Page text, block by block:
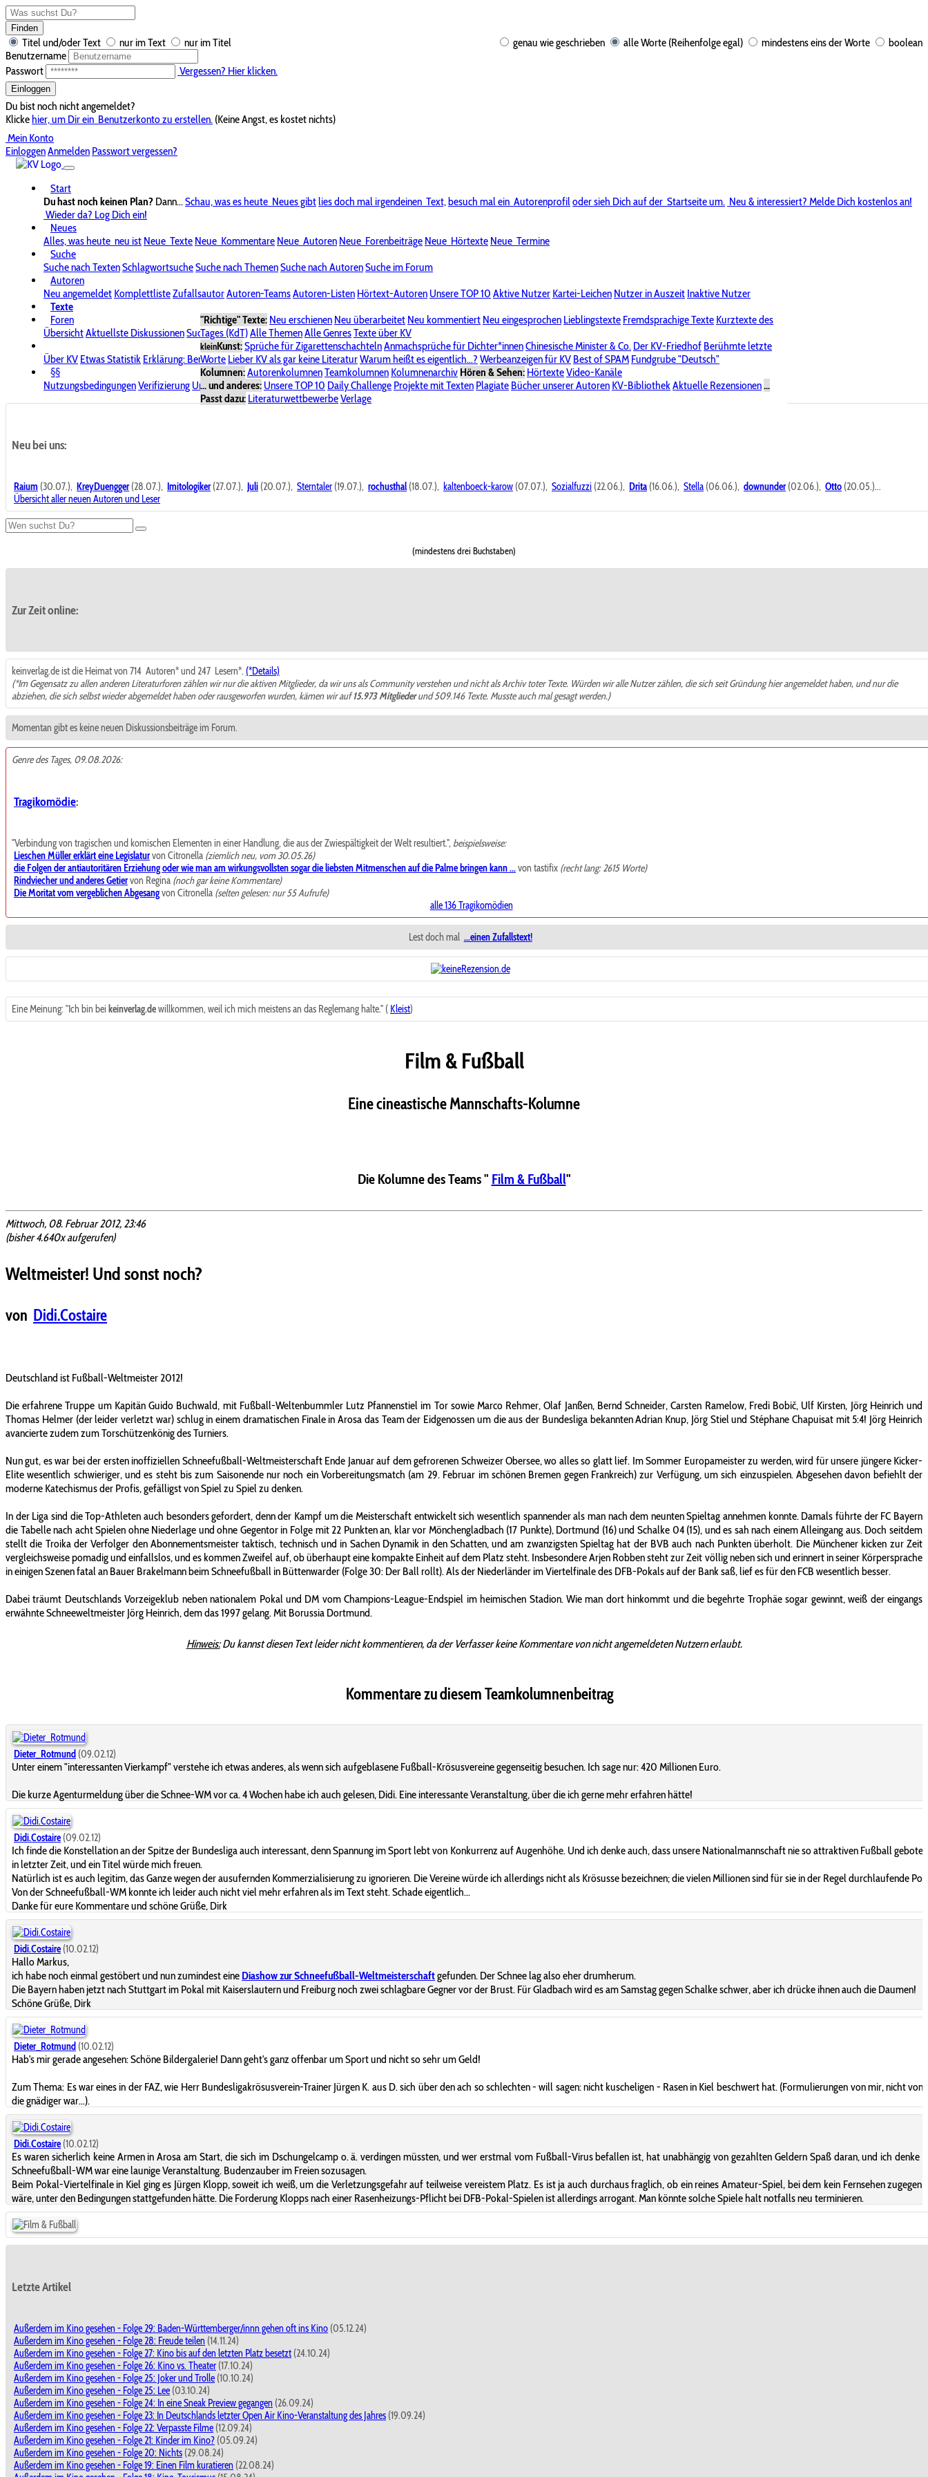
Finden
genau wie geschrieben alle Worte (Reihenfolge egal) mindestens eins der Worte boolean
Titel und/oder Text nur im Text
nur im Titel
Benutzername
Passwort
Vergessen? Hier klicken.
Einloggen
Du bist noch nicht angemeldet?
Klickehier, um Dir ein Benutzerkonto zu erstellen. (Keine Angst, es kostet nichts)
Mein Konto
EinloggenAnmelden Passwort vergessen?
Start
Du hast noch keinen Plan? Dann...Schau, was es heute Neues gibtlies doch mal irgendeinen Text,besuch mal ein Autorenprofiloder sieh Dich auf der Startseite um. Neu & interessiert? Melde Dich kostenlos an!
Wieder da? Log Dich ein!
Neues
Alles, was heute neu ist Neue Texte Neue Kommentare Neue Autoren Neue Forenbeiträge Neue Hörtexte Neue Termine
Suche
Suche nach TextenSchlagwortsucheSuche nach ThemenSuche nach AutorenSuche im Forum
Autoren
Neu angemeldet KomplettlisteZufallsautorAutoren-TeamsAutoren-Listen Hörtext-Autoren Unsere TOP 10 Aktive Nutzer Kartei-Leichen Nutzer in Auszeit Inaktive Nutzer
Texte
"Richtige" Texte: Neu erschienen Neu überarbeitet Neu kommentiert Neu eingesprochen Lieblingstexte Fremdsprachige Texte Kurztexte des
Tages (KdT)Alle ThemenAlle GenresTexte über KV
kleinKunst:Sprüche für ZigarettenschachtelnAnmachsprüche für Dichter*innenChinesische Minister & Co. Der KV-Friedhof Berühmte letzte
Worte Lieber KV als gar keine LiteraturWarum heißt es eigentlich...? Werbeanzeigen für KV Best of SPAM Fundgrube "Deutsch"
Kolumnen:AutorenkolumnenTeamkolumnen Kolumnenarchiv Hören & Sehen: HörtexteVideo-Kanäle
... und anderes: Unsere TOP 10 Daily Challenge Projekte mit Texten Plagiate Bücher unserer Autoren KV-BibliothekAktuelle Rezensionen...
Passt dazu: LiteraturwettbewerbeVerlage
Foren
ÜbersichtAktuellste DiskussionenSuche im ForumBereich "KV-Board"Bereich "Literatur & Schreiberei"
Über KV Etwas Statistik Erklärung: BenutzersymboleSpende für KV Unsere SpenderlisteAlle Wege führen zu KVPasswort vergessen?
§§
NutzungsbedingungenVerifizierung UrheberrechtAvatare & BilderStalkingDatenschutzerklärungImpressum
Neu bei uns:
Raium (30.07.), KreyDuengger(28.07.), Imitologiker(27.07.), Juli (20.07.), Sterntaler (19.07.), rochusthal (18.07.), kaltenboeck-karow (07.07.), Sozialfuzzi (22.06.), Drita (16.06.), Stella (06.06.), downunder(02.06.), Otto (20.05.)...
Übersicht aller neuen Autoren und Leser
(mindestens drei Buchstaben)
Zur Zeit online:
keinverlag.de ist die Heimat von 714 Autoren* und 247 Lesern*. (*Details)
(*Im Gegensatz zu allen anderen Literaturforen zählen wir nur die aktiven Mitglieder, da wir uns als Community verstehen und nicht als Archiv toter Texte. Würden wir alle Nutzer zählen, die sich seit Gründung hier angemeldet haben, und nur die
abziehen, die sich selbst wieder abgemeldet haben oder rausgeworfen wurden, kämen wir auf15.973 Mitgliederund 509.146 Texte. Musste auch mal gesagt werden.)
Momentan gibt es keine neuen Diskussionsbeiträge im Forum.
Genre des Tages, 09.08.2026:
Tragikomödie:
"Verbindung von tragischen und komischen Elementen in einer Handlung, die aus der Zwiespältigkeit der Welt resultiert.",beispielsweise:
Lieschen Müller erklärt eine Legislaturvon Citronella (ziemlich neu, vom 30.05.26)
die Folgen der antiautoritären Erziehung oder wie man am wirkungsvollsten sogar die liebsten Mitmenschen auf die Palme bringen kann ...von tastifix (recht lang: 2615 Worte)
Rindviecher und anderes Getiervon Regina (noch gar keine Kommentare)
Die Moritat vom vergeblichen Abgesangvon Citronella (selten gelesen: nur 55 Aufrufe)
alle 136 Tragikomödien
Lest doch mal ...einen Zufallstext!
Eine Meinung: "Ich bin bei keinverlag.dewillkommen, weil ich mich meistens an das Reglemang halte." ( Kleist)
Film & Fußball
Eine cineastische Mannschafts-Kolumne
Die Kolumne des Teams " Film & Fußball"
Mittwoch, 08. Februar 2012, 23:46
(bisher 4.640x aufgerufen)
Weltmeister! Und sonst noch?
von Didi.Costaire
Deutschland ist Fußball-Weltmeister 2012!
Die erfahrene Truppe um Kapitän Guido Buchwald, mit Fußball-Weltenbummler Lutz Pfannenstiel im Tor sowie Marco Rehmer, Olaf Janßen, Bernd Schneider, Carsten Ramelow, Fredi Bobič, Ulf Kirsten, Jörg Heinrich und
Thomas Helmer (der leider verletzt war) schlug in einem dramatischen Finale in Arosa das Team der Eidgenossen um die aus der Bundesliga bekannten Adrian Knup, Jörg Stiel und Stéphane Chapuisat mit 5:4! Jörg Heinrich
avancierte zudem zum Torschützenkönig des Turniers.
Nun gut, es war bei der ersten inoffiziellen Schneefußball-Weltmeisterschaft Ende Januar auf dem gefrorenen Schweizer Obersee, wo alles so glatt lief. Im Sommer Europameister zu werden, wird für unsere jüngere Kicker-
Elite wesentlich schwieriger, und es steht bis zum Saisonende nur noch ein Vorbereitungsmatch (am 29. Februar im schönen Bremen gegen Frankreich) zur Verfügung, um sich einzuspielen. Abgesehen davon befiehlt der
moderne Katechismus der Profis, gefälligst von Spiel zu Spiel zu denken.
In der Liga sind die Top-Athleten auch besonders gefordert, denn der Kampf um die Meisterschaft entwickelt sich wesentlich spannender als man nach dem neunten Spieltag annehmen konnte. Damals führte der FC Bayern
die Tabelle nach acht Spielen ohne Niederlage und ohne Gegentor in Folge mit 22 Punkten an, klar vor Mönchengladbach (17 Punkte), Dortmund (16) und Schalke 04 (15), und es sah nach einem Alleingang aus. Doch seitdem
stellt die Troika der Verfolger den Abonnementsmeister taktisch, technisch und in Sachen Dynamik in den Schatten, und am zwanzigsten Spieltag hat der BVB auch nach Punkten überholt. Die Münchener kicken zur Zeit
vergleichsweise pomadig und einfallslos, und es kommen Zweifel auf, ob überhaupt eine kompakte Einheit auf dem Platz steht. Insbesondere Arjen Robben steht zur Zeit völlig neben sich und erinnert in seiner Körpersprache
in einigen Szenen fatal an Bauer Brakelmann beim Schneefußball in Büttenwarder (Folge 30: Der Ball rollt). Als der Niederländer im Viertelfinale des DFB-Pokals auf der Bank saß, lief es für den FCB wesentlich besser.
Dabei träumt Deutschlands Vorzeigeklub neben nationalem Pokal und DM vom Champions-League-Endspiel im heimischen Stadion. Wie man dort hinkommt und die begehrte Trophäe sogar gewinnt, weiß der eingangs
erwähnte Schneeweltmeister Jörg Heinrich, dem das 1997 gelang. Mit Borussia Dortmund.
Hinweis:Du kannst diesen Text leider nicht kommentieren, da der Verfasser keine Kommentare von nicht angemeldeten Nutzern erlaubt.
Kommentare zu diesem Teamkolumnenbeitrag
Dieter_Rotmund (09.02.12)
Unter einem "interessanten Vierkampf" verstehe ich etwas anderes, als wenn sich aufgeblasene Fußball-Krösusvereine gegenseitig besuchen. Ich sage nur: 420 Millionen Euro.
Die kurze Agenturmeldung über die Schnee-WM vor ca. 4 Wochen habe ich auch gelesen, Didi. Eine interessante Veranstaltung, über die ich gerne mehr erfahren hätte!
Didi.Costaire (09.02.12)
Ich finde die Konstellation an der Spitze der Bundesliga auch interessant, denn Spannung im Sport lebt von Konkurrenz auf Augenhöhe. Und ich denke auch, dass unsere Nationalmannschaft nie so attraktiven Fußball
in letzter Zeit, und ein Titel würde mich freuen.
Natürlich ist es auch legitim, das Ganze wegen der ausufernden Kommerzialisierung zu ignorieren. Die Vereine würde ich allerdings nicht als Krösusse bezeichnen; die vielen Millionen sind für sie in der Regel durchlaufende
Von der Schneefußball-WM konnte ich leider auch nicht viel mehr erfahren als im Text steht. Schade eigentlich...
Danke für eure Kommentare und schöne Grüße, Dirk
Didi.Costaire (10.02.12)
Hallo Markus,
ich habe noch einmal gestöbert und nun zumindest eine Diashow zur Schneefußball-Weltmeisterschaftgefunden. Der Schnee lag also eher drumherum.
Die Bayern haben jetzt nach Stuttgart im Pokal mit Kaiserslautern und Freiburg noch zwei schlagbare Gegner vor der Brust. Für Gladbach wird es am Samstag gegen Schalke schwer, aber ich drücke ihnen auch die Daumen!
Schöne Grüße, Dirk
Dieter_Rotmund (10.02.12)
Hab's mir gerade angesehen: Schöne Bildergalerie! Dann geht's ganz offenbar um Sport und nicht so sehr um Geld!
Zum Thema: Es war eines in der FAZ, wie Herr Bundesligakrösusverein-Trainer Jürgen K. aus D. sich über den ach so schlechten - will sagen: nicht kuscheligen - Rasen in Kiel beschwert hat. (Formulierungen von mir, nicht von
die gnädiger war...).
Didi.Costaire (10.02.12)
Es waren sicherlich keine Armen in Arosa am Start, die sich im Dschungelcamp o. ä. verdingen müssten, und wer erstmal vom Fußball-Virus befallen ist, hat unabhängig von gezahlten Geldern Spaß daran, und ich denke
Schneefußball-WM war eine launige Veranstaltung. Budenzauber im Freien sozusagen.
Beim Pokal-Viertelfinale in Kiel ging es Jürgen Klopp, soweit ich weiß, um die Verletzungsgefahr auf teilweise vereistem Platz. Es ist ja auch durchaus fraglich, ob ein reines Amateur-Spiel, bei dem kein Fernsehen zugegen
wäre, unter den Bedingungen stattgefunden hätte. Die Forderung Klopps nach einer Rasenheizungs-Pflicht bei DFB-Pokal-Spielen ist allerdings arrogant. Man könnte solche Spiele halt notfalls neu terminieren.
Letzte Artikel
Außerdem im Kino gesehen - Folge 29: Baden-Württemberger/innn gehen oft ins Kino (05.12.24)
Außerdem im Kino gesehen - Folge 28: Freude teilen (14.11.24)
Außerdem im Kino gesehen - Folge 27: Kino bis auf den letzten Platz besetzt (24.10.24)
Außerdem im Kino gesehen - Folge 26: Kino vs. Theater (17.10.24)
Außerdem im Kino gesehen - Folge 25: Joker und Trolle (10.10.24)
Außerdem im Kino gesehen - Folge 25: Lee (03.10.24)
Außerdem im Kino gesehen - Folge 24: In eine Sneak Preview gegangen (26.09.24)
Außerdem im Kino gesehen - Folge 23: In Deutschlands letzter Open Air Kino-Veranstaltung des Jahres (19.09.24)
Außerdem im Kino gesehen - Folge 22: Verpasste Filme (12.09.24)
Außerdem im Kino gesehen - Folge 21: Kinder im Kino? (05.09.24)
Außerdem im Kino gesehen - Folge 20: Nichts (29.08.24)
Außerdem im Kino gesehen - Folge 19: Einen Film kuratieren (22.08.24)